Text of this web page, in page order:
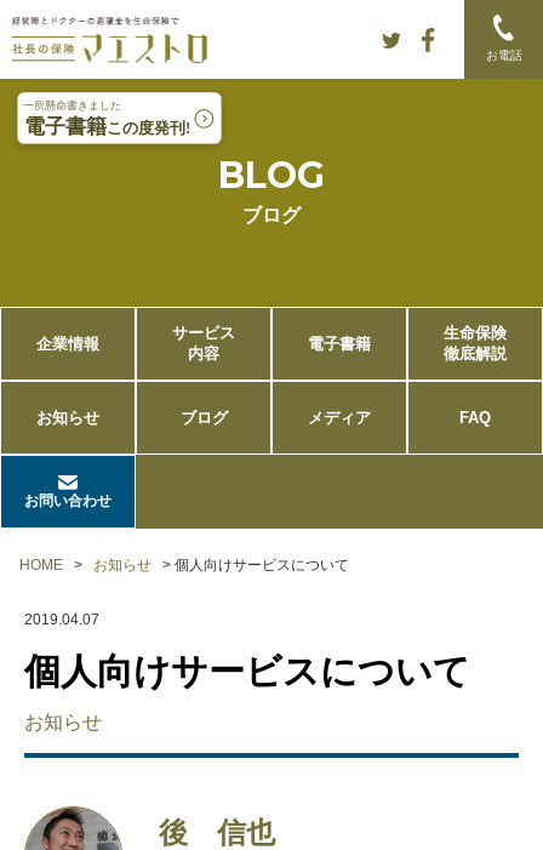
Main menu
Skip to content
お電話
BLOG
ブログ
企業情報
サービス
内容
電子書籍
生命保険
徹底解説
お知らせ ブログ メディア FAQ
お問い合わせ
HOME > お知らせ > 個人向けサービスについて
2019.04.07
個人向けサービスについて
お知らせ
後 信也